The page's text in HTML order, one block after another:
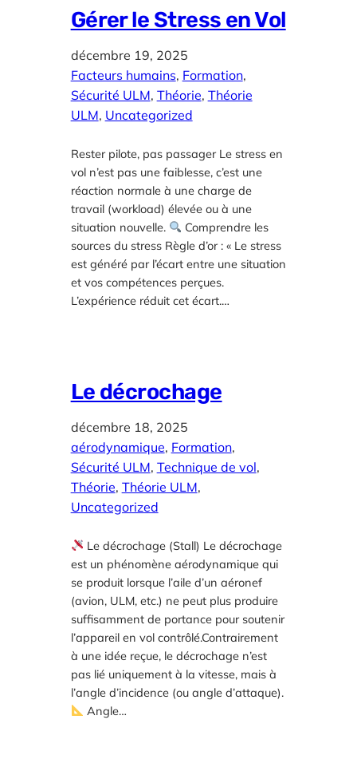
Gérer le Stress en Vol
décembre 19, 2025
Facteurs humains, Formation
Sécurité ULM, Théorie, Théorie
ULM, Uncategorized
Rester pilote, pas passager Le stress en
vol n’est pas une faiblesse, c’est une
réaction normale à une charge de
travail (workload) élevée ou à une
situation nouvelle.
Comprendre les
sources du stress Règle d’or : « Le stress
est généré par l’écart entre une situation
et vos compétences perçues.
L’expérience réduit cet écart.…
Le décrochage
décembre 18, 2025
aérodynamique, Formation
Sécurité ULM, Technique de vol
Théorie, Théorie ULM
Uncategorized
Le décrochage (Stall) Le décrochage
est un phénomène aérodynamique qui
se produit lorsque l’aile d’un aéronef
(avion, ULM, etc.) ne peut plus produire
suffisamment de portance pour soutenir
l’appareil en vol contrôlé.Contrairement
à une idée reçue, le décrochage n’est
pas lié uniquement à la vitesse, mais à
l’angle d’incidence (ou angle d’attaque).
Angle…